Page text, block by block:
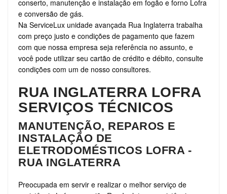
conserto, manutenção e instalação em fogão e forno Lofra
e conversão de gás.
Na ServiceLux unidade avançada Rua Inglaterra trabalha
com preço justo e condições de pagamento que fazem
com que nossa empresa seja referência no assunto, e
você pode utilizar seu cartão de crédito e débito, consulte
condições com um de nosso consultores.
RUA INGLATERRA LOFRA
SERVIÇOS TÉCNICOS
MANUTENÇÃO, REPAROS E
INSTALAÇÃO DE
ELETRODOMÉSTICOS LOFRA -
RUA INGLATERRA
Preocupada em servir e realizar o melhor serviço de